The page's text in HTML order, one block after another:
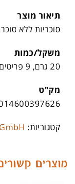
תיאור מוצר
סוכריות ללא
משקל/כמות
20 גרם, 9 פריטים לקרטון
מק"ט
קטגוריות:
מוצרים